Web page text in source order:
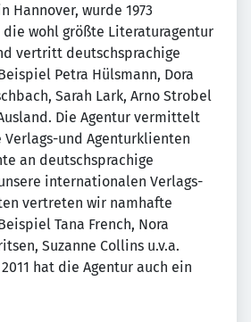
Hannover, wurde 1973
wohl größte Literaturagentur
vertritt deutschsprachige
Petra Hülsmann, Dora
Sarah Lark, Arno Strobel
Die Agentur vermittelt
und Agenturklienten
an deutschsprachige
internationalen Verlags-
vertreten wir namhafte
Tana French, Nora
Suzanne Collins u.v.a.
hat die Agentur auch ein